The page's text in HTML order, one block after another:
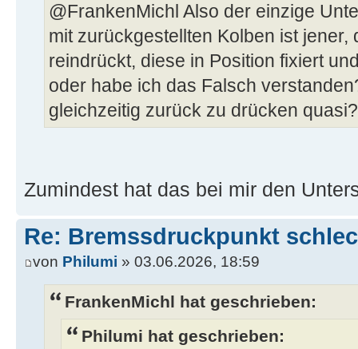
@FrankenMichl Also der einzige
mit zurückgestellten Kolben ist jener,
reindrückt, diese in Position fixiert
oder habe ich das Falsch
gleichzeitig zurück zu drücken quasi?
Zumindest hat das bei mir den
Re: Bremssdruckpunkt
von Philumi » 03.06.2026, 18:59
FrankenMichl hat geschrieben:
Philumi hat geschrieben: